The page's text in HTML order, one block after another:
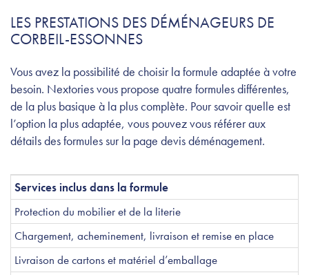
LES PRESTATIONS DES DÉMÉNAGEURS DE
CORBEIL-ESSONNES
Vous avez la possibilité de choisir la formule adaptée à votre
besoin. Nextories vous propose quatre formules différentes,
de la plus basique à la plus complète. Pour savoir quelle est
l’option la plus adaptée, vous pouvez vous référer aux
détails des formules sur la page devis déménagement.
Services inclus dans la formule
Protection du mobilier et de la literie
Chargement, acheminement, livraison et remise en place
Livraison de cartons et matériel d’emballage